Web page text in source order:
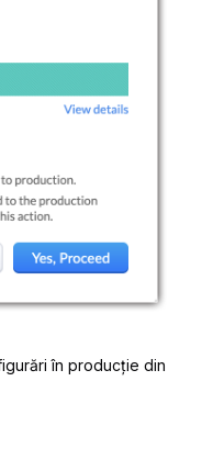
în producție din